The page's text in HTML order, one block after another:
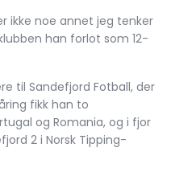
ikke noe annet jeg tenker
han forlot som 12-
til Sandefjord Fotball, der
fikk han to
og Romania, og i fjor
2 i Norsk Tipping-